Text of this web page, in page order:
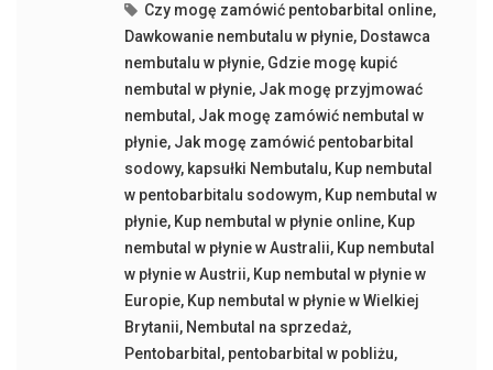
Czy mogę zamówić pentobarbital online,
Dawkowanie nembutalu w płynie, Dostawca
nembutalu w płynie, Gdzie mogę kupić
nembutal w płynie, Jak mogę przyjmować
nembutal , Jak mogę zamówić nembutal w
płynie, Jak mogę zamówić pentobarbital
sodowy, kapsułki Nembutalu, Kup nembutal
w pentobarbitalu sodowym, Kup nembutal w
płynie, Kup nembutal w płynie online, Kup
nembutal w płynie w Australii, Kup nembutal
w płynie w Austrii, Kup nembutal w płynie w
Europie, Kup nembutal w płynie w Wielkiej
Brytanii, Nembutal na sprzedaż,
Pentobarbital , pentobarbital w pobliżu,